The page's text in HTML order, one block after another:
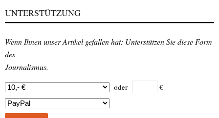
UNTERSTÜTZUNG
Wenn Ihnen unser Artikel gefallen hat: Unterstützen Sie diese Form
des
Journalismus.
oder €